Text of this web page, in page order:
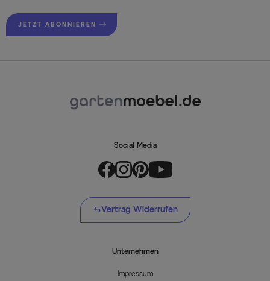
JETZT ABONNIEREN
Social Media
Vertrag Widerrufen
Unternehmen
Impressum